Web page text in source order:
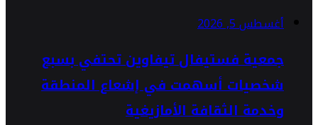
أغسطس 5, 2026
جمعية فستيفال تيفاوين تحتفي بسبع
شخصيات أسهمت في إشعاع المنطقة
وخدمة الثقافة الأمازيغية